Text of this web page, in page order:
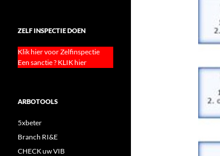
ZELF INSPECTIE DOEN
Klik hier voor Zelfinspectie
Een sanctie ? KLIK hier
ARBOTOOLS
5xbeter
Branch RI&E
CHECK uw VIB